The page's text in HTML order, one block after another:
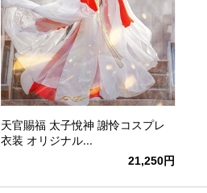
天官賜福 太子悅神 謝怜コスプレ
衣装 オリジナル...
21,250円